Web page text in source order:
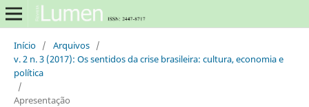
Início / Arquivos /
v. 2 n. 3 (2017): Os sentidos da crise brasileira: cultura, economia e
política
/
Apresentação